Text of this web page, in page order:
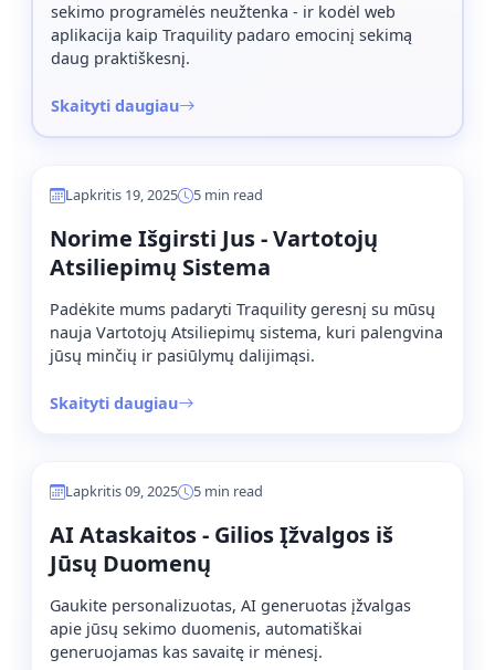
sekimo programėlės neužtenka - ir kodėl web
aplikacija kaip Traquility padaro emocinį sekimą
daug praktiškesnį.
Skaityti daugiau
Lapkritis 19, 2025 5 min read
Norime Išgirsti Jus - Vartotojų
Atsiliepimų Sistema
Padėkite mums padaryti Traquility geresnį su mūsų
nauja Vartotojų Atsiliepimų sistema, kuri palengvina
jūsų minčių ir pasiūlymų dalijimąsi.
Skaityti daugiau
Lapkritis 09, 2025 5 min read
AI Ataskaitos - Gilios Įžvalgos iš
Jūsų Duomenų
Gaukite personalizuotas, AI generuotas įžvalgas
apie jūsų sekimo duomenis, automatiškai
generuojamas kas savaitę ir mėnesį.